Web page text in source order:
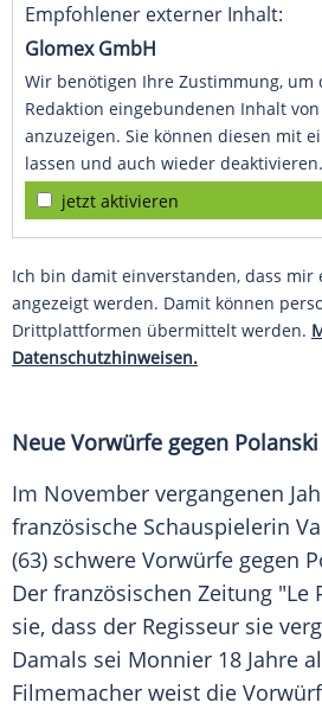
Empfohlener externer Inhalt:
Glomex GmbH
Wir benötigen Ihre Zustimmung, um
Redaktion eingebundenen Inhalt von
anzuzeigen. Sie können diesen mit
lassen und auch wieder deaktivieren.
jetzt aktivieren
Ich bin damit einverstanden, dass mir
angezeigt werden. Damit können
Drittplattformen übermittelt werden.
Datenschutzhinweisen.
Neue Vorwürfe gegen Polanski
Im November vergangenen
französische Schauspielerin
(63) schwere Vorwürfe gegen
Der französischen Zeitung "Le
sie, dass der Regisseur sie
Damals sei Monnier 18 Jahre
Filmemacher weist die